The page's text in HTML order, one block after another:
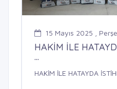
15 Mayıs 2025 ,
HAKİM İLE
...
HAKİM İLE HATAYDA